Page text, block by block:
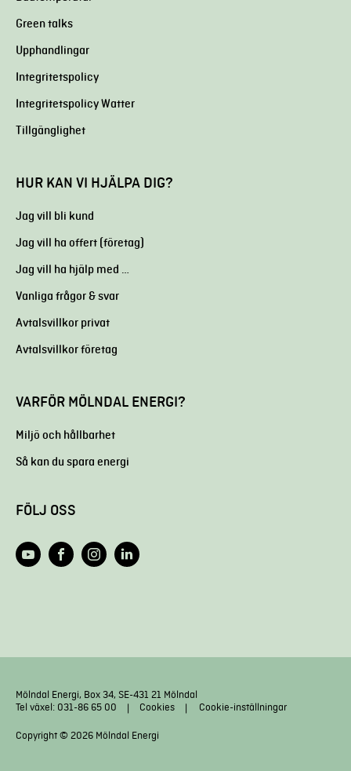
Green talks
Upphandlingar
Integritetspolicy
Integritetspolicy Watter
Tillgänglighet
HUR KAN VI HJÄLPA DIG?
Jag vill bli kund
Jag vill ha offert (företag)
Jag vill ha hjälp med …
Vanliga frågor & svar
Avtalsvillkor privat
Avtalsvillkor företag
VARFÖR MÖLNDAL ENERGI?
Miljö och hållbarhet
Så kan du spara energi
FÖLJ OSS
Mölndal Energi, Box 34, SE-431 21 Mölndal
Tel växel: 031-86 65 00
Cookies Cookie-inställningar
Copyright © 2026 Mölndal Energi